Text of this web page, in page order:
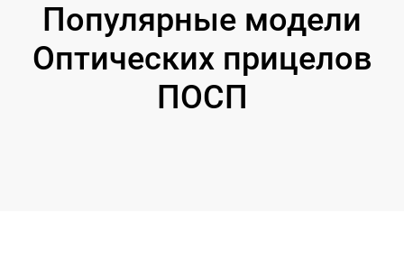
Популярные модели
Оптических прицелов
ПОСП